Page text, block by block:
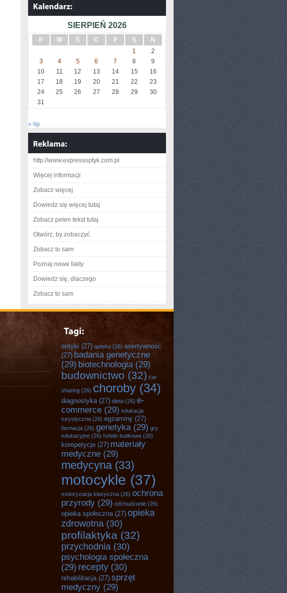
SIERPIEŃ 2026
P W Ś C P S
N
1
2
3
4 5 6 7 8
9
10
11 12 13 14 15
16
17
18 19 20 21 22
23
24
25 26 27 28 29
30
31
« lip
http://www.expressoptyk.com.pl
Więcej informacji
Zobacz więcej
Dowiedz się więcej tutaj
Zobacz pełen tekst tutaj
Otwórz, by zobaczyć
Zobacz to sam
Poznaj nowe fakty
Dowiedz się, dlaczego
Zobacz to sam
antyki (27) apteka (26) asertywność
(27) badania genetyczne
(29) biotechnologia (29)
budownictwo (32) car
sharing (26) choroby (34)
diagnostyka(27) dieta (26) e-
commerce (29) edukacja
turystyczna (26) egzaminy (27)
farmacja (26) genetyka (29) gry
edukacyjne (26) hotele butikowe (26)
korepetycje (27) materiały
medyczne (29)
medycyna(33)
motocykle (37)
motoryzacja klasyczna (26) ochrona
przyrody (29) odchudzanie (26)
opieka społeczna(27) opieka
zdrowotna (30)
profilaktyka (32)
przychodnia (30)
psychologia społeczna
(29) recepty (30)
rehabilitacja(27) sprzęt
medyczny (29)